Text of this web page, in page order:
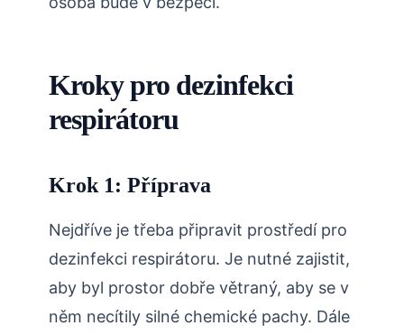
Kroky pro dezinfekci
respirátoru
Krok 1: Příprava
Nejdříve je třeba připravit prostředí pro
dezinfekci respirátoru. Je nutné zajistit,
aby byl prostor dobře větraný, aby se v
něm necítily silné chemické pachy. Dále